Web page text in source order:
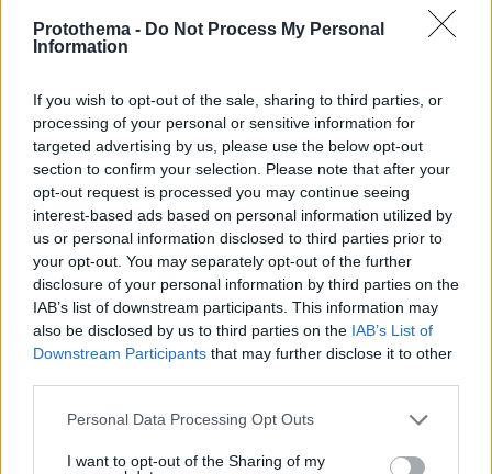
Protothema - Do Not Process My Personal
Information
If you wish to opt-out of the sale, sharing to third parties, or
processing of your personal or sensitive information for
targeted advertising by us, please use the below opt-out
section to confirm your selection. Please note that after your
opt-out request is processed you may continue seeing
interest-based ads based on personal information utilized by
us or personal information disclosed to third parties prior to
your opt-out. You may separately opt-out of the further
disclosure of your personal information by third parties on the
IAB’s list of downstream participants. This information may
also be disclosed by us to third parties on the IAB’s List of
Downstream Participants that may further disclose it to other
Please note that this website/app uses one or more Google
not limited to your visit or usage behaviour. You may click to
Personal Data Processing Opt Outs
I want to opt-out of the Sharing of my
φρέσκες και ζουμερές λεπτομέρειες ενός
θέματος και δεν αφιερώνουν ούτε λεπτό για να
σκεφτούν πόσο αμφισβητήσιμες φαίνονται.
Αυτή η πληθώρα ψευδών ειδήσεων κινητοποιεί
ενεργά τη διάδοση αναληθειών, η οποία
αυξάνει ακόμα περισσότερο την έκταση
εναλλακτικών αφηγημάτων που αποβλέπουν
στο να ευνοήσουν την άλφα ή τη βήτα
σκοπιμότητα.
Οι ψευδείς ειδήσεις εκμεταλλεύονται επίσης
την έμφυτη περιέργεια των ανθρώπων. Παίζουν
κερδίσουν τα κλικ και την ενασχόλησή μας.